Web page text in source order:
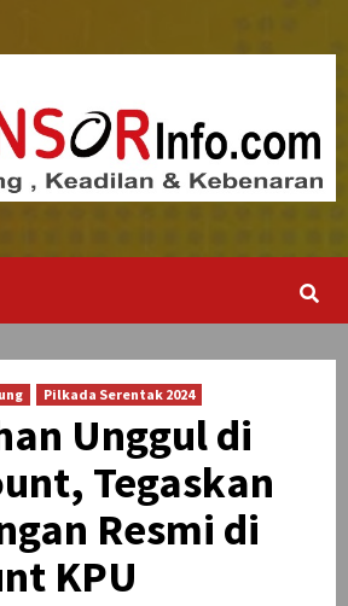
Pilkada Serentak 2024
Unggul di
Tegaskan
Resmi di
KPU